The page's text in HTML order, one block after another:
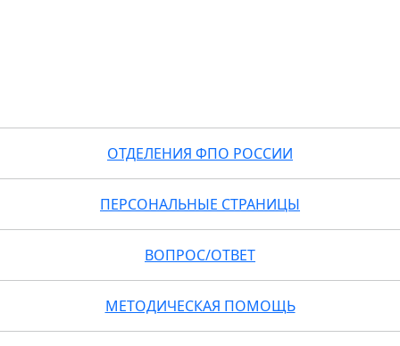
ОТДЕЛЕНИЯ ФПО РОССИИ
ПЕРСОНАЛЬНЫЕ СТРАНИЦЫ
ВОПРОС/ОТВЕТ
МЕТОДИЧЕСКАЯ ПОМОЩЬ